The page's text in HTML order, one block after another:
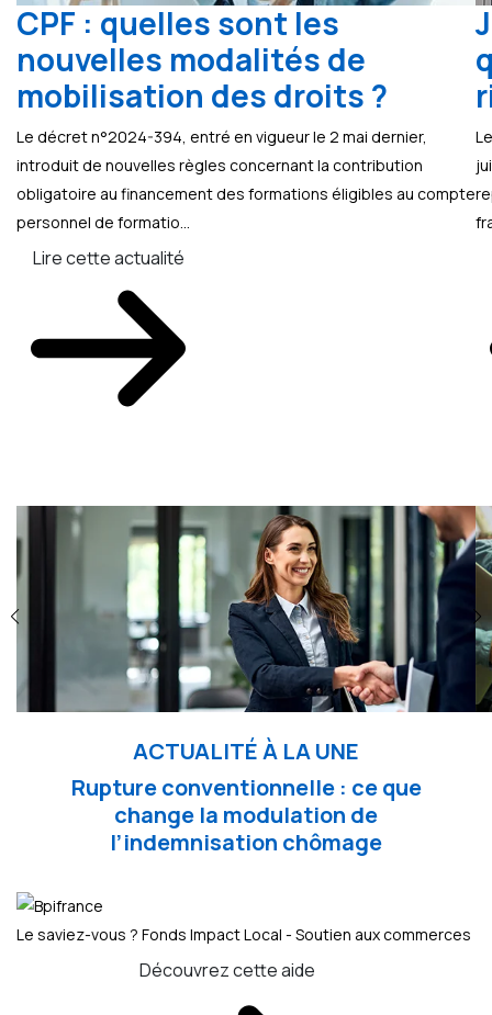
CPF : quelles sont les
nouvelles modalités de
mobilisation des droits ?
Le décret n°2024-394, entré en vigueur le 2 mai dernier,
introduit de nouvelles règles concernant la contribution
obligatoire au financement des formations éligibles au compte
personnel de formatio...
Lire cette actualité
ACTUALITÉ À LA UNE
Rupture conventionnelle : ce que
change la modulation de
l’indemnisation chômage
Le saviez-vous ? Fonds Impact Local - Soutien aux commerces
Découvrez cette aide